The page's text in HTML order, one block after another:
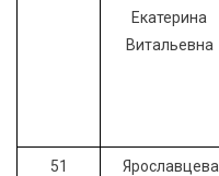
Екатерина
Витальевна
51
Ярославцева